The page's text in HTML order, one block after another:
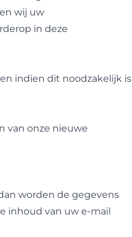
wij uw
in deze
indien dit noodzakelijk is
van onze nieuwe
worden de gegevens
inhoud van uw e-mail